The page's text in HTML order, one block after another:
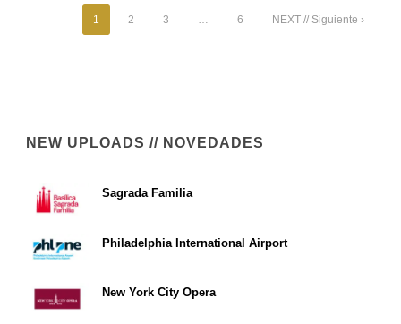
1 2 3 … 6 NEXT // Siguiente ›
NEW UPLOADS // NOVEDADES
Sagrada Familia
Philadelphia International Airport
New York City Opera